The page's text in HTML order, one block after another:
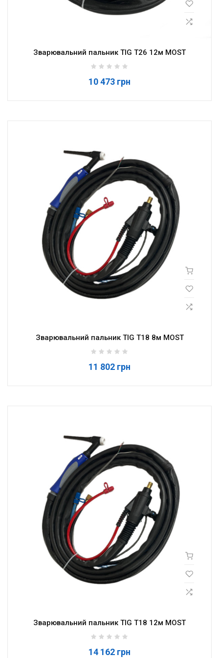
Зварювальний пальник TIG T26 12м MOST
10 473 грн
Зварювальний пальник TIG T18 8м MOST
11 802 грн
Зварювальний пальник TIG T18 12м MOST
14 162 грн